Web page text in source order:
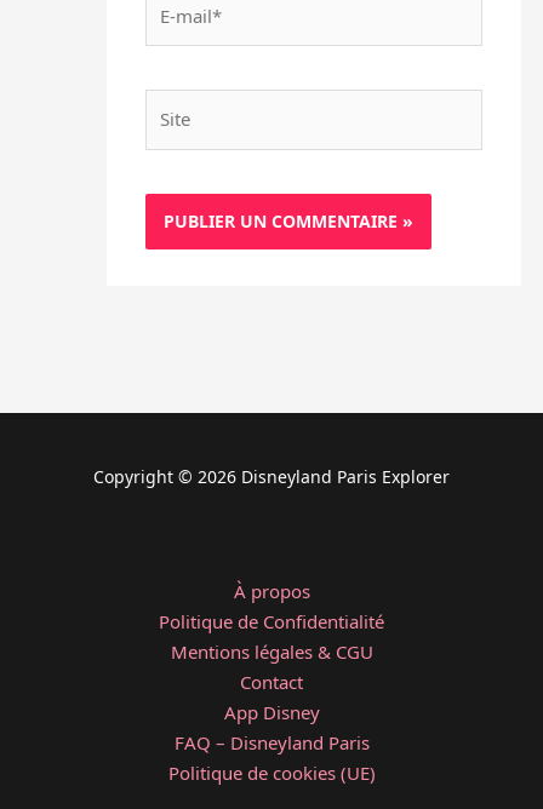
mail*
Copyright © 2026 Disneyland Paris Explorer
À propos
Politique de Confidentialité
Mentions légales & CGU
Contact
App Disney
FAQ – Disneyland Paris
Politique de cookies (UE)